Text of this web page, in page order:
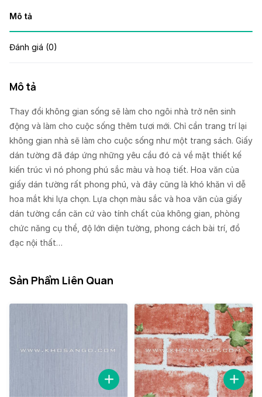
Mô tả
Đánh giá (0)
Mô tả
Thay đổi không gian sống sẽ làm cho ngôi nhà trở nên sinh
động và làm cho cuộc sống thêm tươi mới. Chỉ cần trang trí lại
không gian nhà sẽ làm cho cuộc sống như một trang sách. Giấy
dán tường đã đáp ứng những yêu cầu đó cả về mặt thiết kế
kiến trúc vì nó phong phú sắc màu và hoạ tiết. Hoa văn của
giấy dán tường rất phong phú, và đây cũng là khó khăn vì dễ
hoa mắt khi lựa chọn. Lựa chọn màu sắc và hoa văn của giấy
dán tường cần căn cứ vào tính chất của không gian, phòng
chức năng cụ thể, độ lớn diện tường, phong cách bài trí, đồ
đạc nội thất…
Sản Phẩm Liên Quan